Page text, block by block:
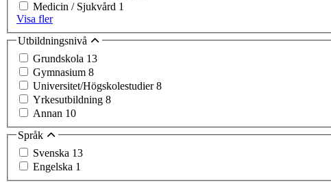
Medicin / Sjukvård 1
Visa fler
Utbildningsnivå
Grundskola 13
Gymnasium 8
Universitet/Högskolestudier8
Yrkesutbildning 8
Annan 10
Språk
Svenska 13
Engelska 1